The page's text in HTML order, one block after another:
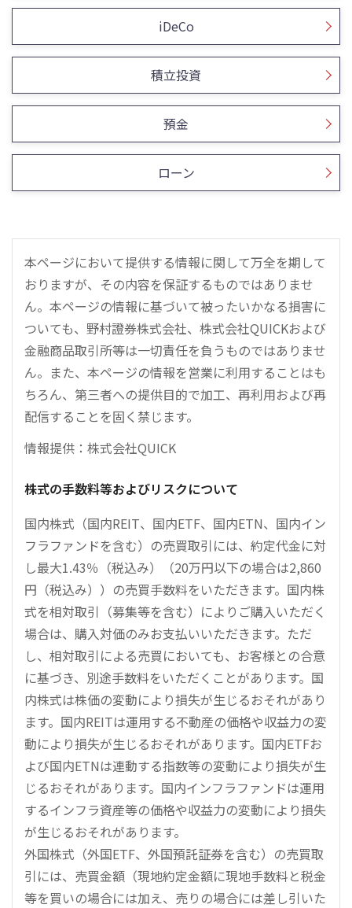
iDeCo
積立投資
預金
ローン
本ページにおいて提供する情報に関して万全を期して
おりますが、その内容を保証するものではありませ
ん。本ページの情報に基づいて被ったいかなる損害に
ついても、野村證券株式会社、株式会社QUICKおよび
金融商品取引所等は一切責任を負うものではありませ
ん。また、本ページの情報を営業に利用することはも
ちろん、第三者への提供目的で加工、再利用および再
配信することを固く禁じます。
情報提供：株式会社QUICK
株式の手数料等およびリスクについて
国内株式（国内REIT、国内ETF、国内ETN、国内イン
フラファンドを含む）の売買取引には、約定代金に対
し最大1.43％（税込み）（20万円以下の場合は2,860
円（税込み））の売買手数料をいただきます。国内株
式を相対取引（募集等を含む）によりご購入いただく
場合は、購入対価のみお支払いいただきます。ただ
し、相対取引による売買においても、お客様との合意
に基づき、別途手数料をいただくことがあります。国
内株式は株価の変動により損失が生じるおそれがあり
ます。国内REITは運用する不動産の価格や収益力の変
動により損失が生じるおそれがあります。国内ETFお
よび国内ETNは連動する指数等の変動により損失が生
じるおそれがあります。国内インフラファンドは運用
するインフラ資産等の価格や収益力の変動により損失
が生じるおそれがあります。
外国株式（外国ETF、外国預託証券を含む）の売買取
引には、売買金額（現地約定金額に現地手数料と税金
等を買いの場合には加え、売りの場合には差し引いた